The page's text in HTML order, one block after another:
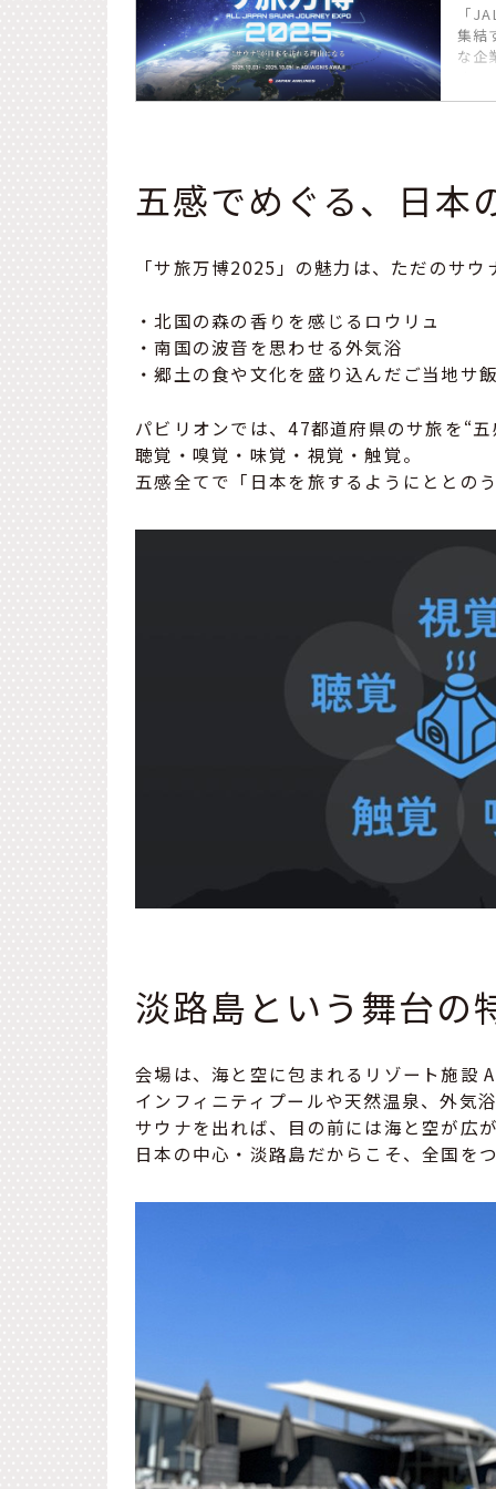
「
集結
な企
五感でめぐる、日本
「サ旅万博2025」の魅力は、ただのサ
・北国の森の香りを感じるロウリュ
・南国の波音を思わせる外気浴
・郷土の食や文化を盛り込んだご当地サ
パビリオンでは、47都道府県のサ旅を“
聴覚・嗅覚・味覚・視覚・触覚。
五感全てで「日本を旅するようにととの
淡路島という舞台の
会場は、海と空に包まれるリゾート施設
インフィニティプールや天然温泉、外気
サウナを出れば、目の前には海と空が広
日本の中心・淡路島だからこそ、全国を